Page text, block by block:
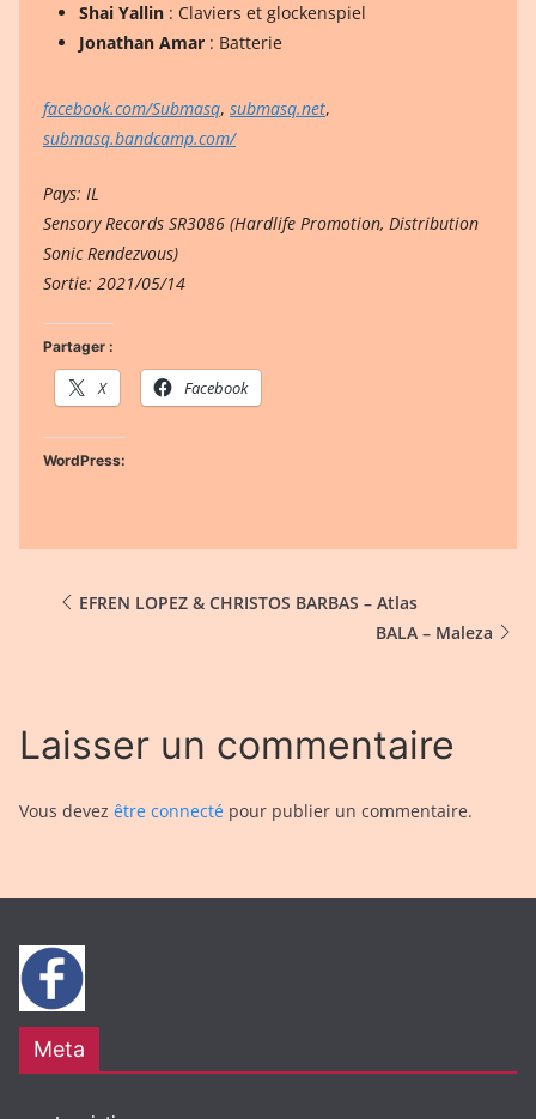
Shai Yallin : Claviers et glockenspiel
Jonathan Amar : Batterie
facebook.com/Submasq, submasq.net,
submasq.bandcamp.com/
Pays: IL
Sensory Records SR3086 (Hardlife Promotion, Distribution
Sonic Rendezvous)
Sortie: 2021/05/14
Partager :
X Facebook
WordPress:
EFREN LOPEZ & CHRISTOS BARBAS – Atlas
BALA – Maleza
Laisser un commentaire
Vous devez être connecté pour publier un commentaire.
Meta